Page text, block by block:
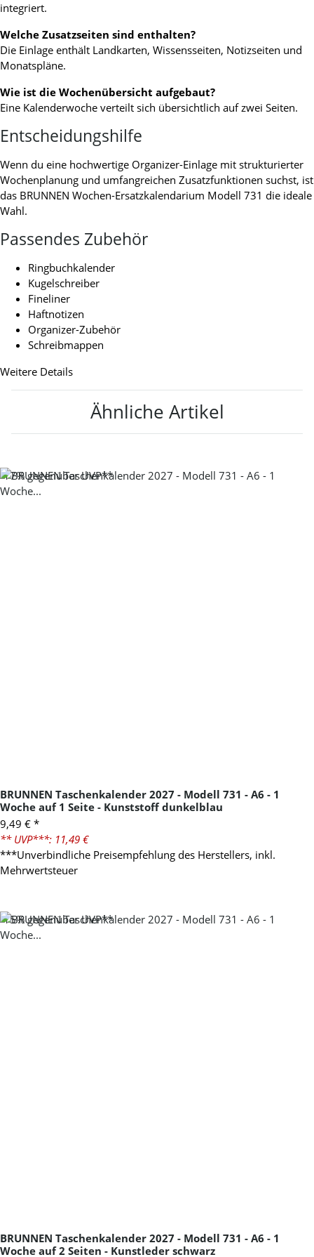
integriert.
Welche Zusatzseiten sind enthalten?
Die Einlage enthält Landkarten, Wissensseiten, Notizseiten und
Monatspläne.
Wie ist die Wochenübersicht aufgebaut?
Eine Kalenderwoche verteilt sich übersichtlich auf zwei Seiten.
Entscheidungshilfe
Wenn du eine hochwertige Organizer-Einlage mit strukturierter
Wochenplanung und umfangreichen Zusatzfunktionen suchst, ist
das BRUNNEN Wochen-Ersatzkalendarium Modell 731 die ideale
Wahl.
Passendes Zubehör
Ringbuchkalender
Kugelschreiber
Fineliner
Haftnotizen
Organizer-Zubehör
Schreibmappen
Weitere Details
Ähnliche Artikel
-17%gegenüber UVP**
BRUNNEN Taschenkalender 2027 - Modell 731 - A6 - 1
Woche auf 1 Seite - Kunststoff dunkelblau
9,49 € *
** UVP***: 11,49 €
***Unverbindliche Preisempfehlung des Herstellers, inkl.
Mehrwertsteuer
-15%gegenüber UVP**
BRUNNEN Taschenkalender 2027 - Modell 731 - A6 - 1
Woche auf 2 Seiten - Kunstleder schwarz